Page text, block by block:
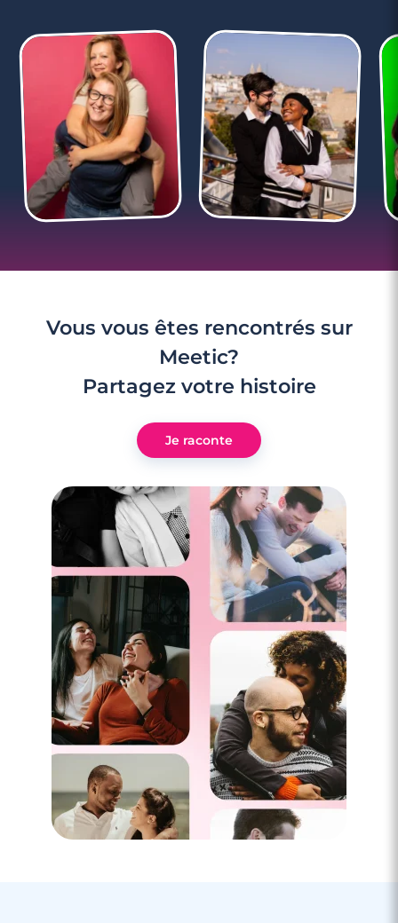
2 minutes
5 moments où un texto vaut mieux qu’un
appel
Les 5 commandements du sexting
Vous vous êtes rencontrés sur
Meetic?
Partagez votre histoire
Je raconte